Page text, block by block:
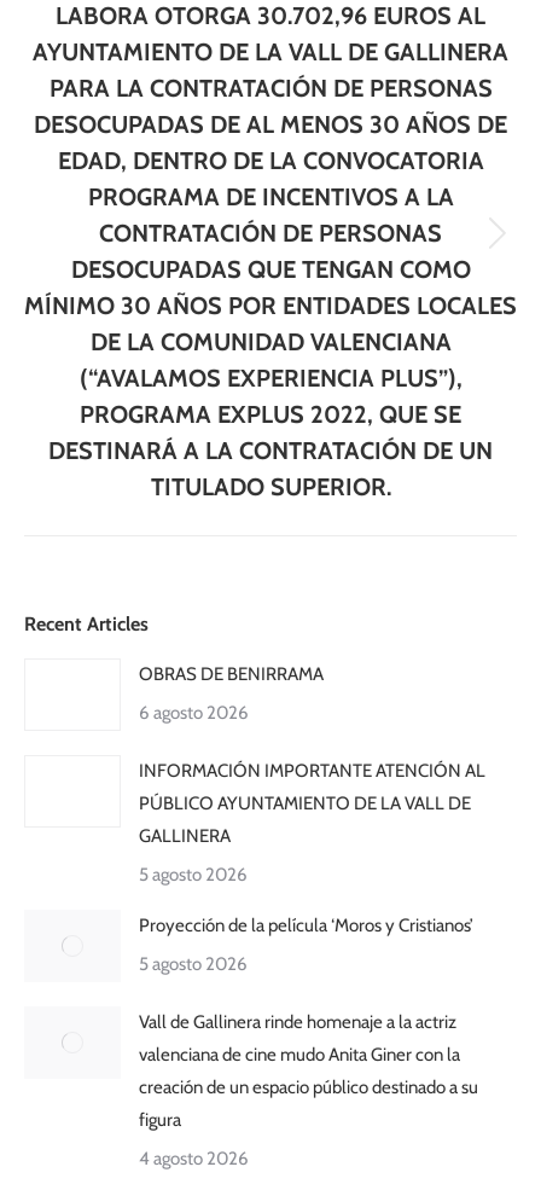
Publicación
siguiente:
LABORA OTORGA 30.702,96 EUROS AL
AYUNTAMIENTO DE LA VALL DE GALLINERA
PARA LA CONTRATACIÓN DE PERSONAS
DESOCUPADAS DE AL MENOS 30 AÑOS DE
EDAD, DENTRO DE LA CONVOCATORIA
PROGRAMA DE INCENTIVOS A LA
CONTRATACIÓN DE PERSONAS
DESOCUPADAS QUE TENGAN COMO
MÍNIMO 30 AÑOS POR ENTIDADES LOCALES
DE LA COMUNIDAD VALENCIANA
(“AVALAMOS EXPERIENCIA PLUS”),
PROGRAMA EXPLUS 2022, QUE SE
DESTINARÁ A LA CONTRATACIÓN DE UN
TITULADO SUPERIOR.
Recent Articles
OBRAS DE BENIRRAMA
6 agosto 2026
INFORMACIÓN IMPORTANTE ATENCIÓN AL
PÚBLICO AYUNTAMIENTO DE LA VALL DE
GALLINERA
5 agosto 2026
Proyección de la película ‘Moros y Cristianos’
5 agosto 2026
Vall de Gallinera rinde homenaje a la actriz
valenciana de cine mudo Anita Giner con la
creación de un espacio público destinado a su
figura
4 agosto 2026